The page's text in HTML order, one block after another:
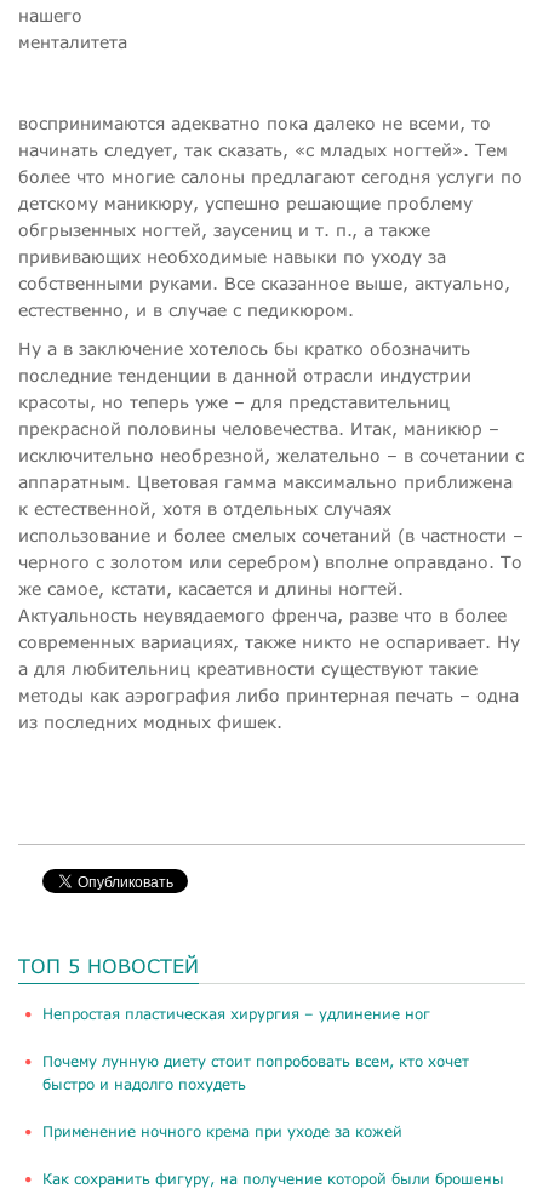
нашего
менталитета
воспринимаются адекватно пока далеко не всеми, то
начинать следует, так сказать, «с младых ногтей». Тем
более что многие салоны предлагают сегодня услуги по
детскому маникюру, успешно решающие проблему
обгрызенных ногтей, заусениц и т. п., а также
прививающих необходимые навыки по уходу за
собственными руками. Все сказанное выше, актуально,
естественно, и в случае с педикюром.
Ну а в заключение хотелось бы кратко обозначить
последние тенденции в данной отрасли индустрии
красоты, но теперь уже – для представительниц
прекрасной половины человечества. Итак, маникюр –
исключительно необрезной, желательно – в сочетании с
аппаратным. Цветовая гамма максимально приближена
к естественной, хотя в отдельных случаях
использование и более смелых сочетаний (в частности –
черного с золотом или серебром) вполне оправдано. То
же самое, кстати, касается и длины ногтей.
Актуальность неувядаемого френча, разве что в более
современных вариациях, также никто не оспаривает. Ну
а для любительниц креативности существуют такие
методы как аэрография либо принтерная печать – одна
из последних модных фишек.
ТОП 5 НОВОСТЕЙ
​Непростая пластическая хирургия – удлинение ног
Почему лунную диету стоит попробовать всем, кто хочет
быстро и надолго похудеть
Применение ночного крема при уходе за кожей
Как сохранить фигуру, на получение которой были брошены